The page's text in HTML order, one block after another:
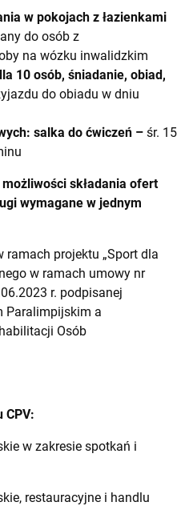
w pokojach z łazienkami
do osób z
na wózku inwalidzkim
10 osób, śniadanie, obiad,
do obiadu w dniu
salka do ćwiczeń – śr. 15
składania ofert
wymagane w jednym
projektu „Sport dla
w ramach umowy nr
r. podpisanej
Paralimpijskim a
Osób
CPV:
w zakresie spotkań i
restauracyjne i handlu